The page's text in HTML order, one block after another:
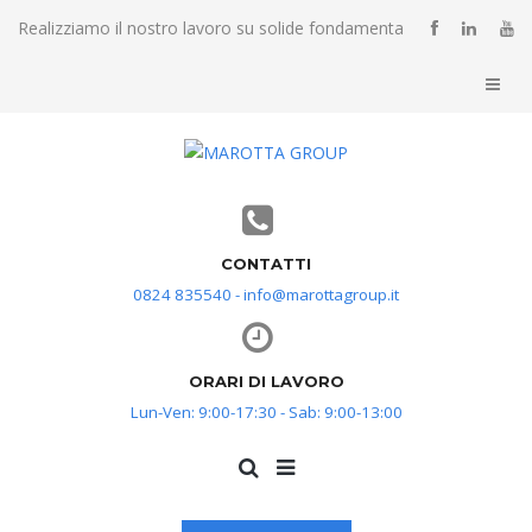
Realizziamo il nostro lavoro su solide fondamenta
CONTATTI
0824 835540 - info@marottagroup.it
ORARI DI LAVORO
Lun-Ven: 9:00-17:30 - Sab: 9:00-13:00